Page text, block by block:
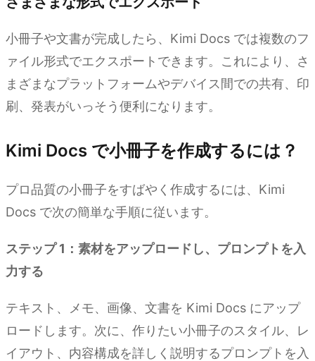
小冊子や文書が完成したら、Kimi Docs では複数のフ
ァイル形式でエクスポートできます。これにより、さ
まざまなプラットフォームやデバイス間での共有、印
刷、発表がいっそう便利になります。
Kimi Docs で小冊子を作成するには？
プロ品質の小冊子をすばやく作成するには、Kimi
Docs で次の簡単な手順に従います。
ステップ 1：素材をアップロードし、プロンプトを入
力する
テキスト、メモ、画像、文書を Kimi Docs にアップ
ロードします。次に、作りたい小冊子のスタイル、レ
イアウト、内容構成を詳しく説明するプロンプトを入